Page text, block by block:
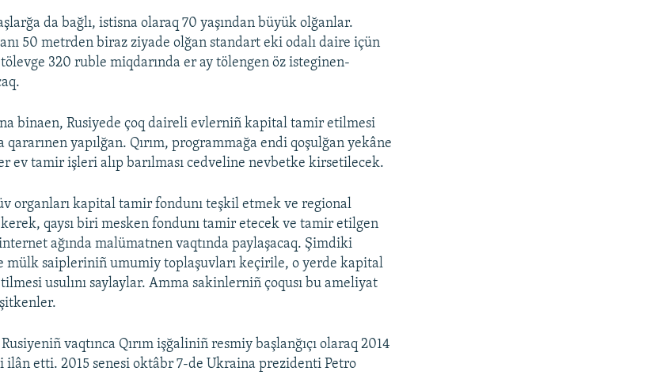
da bağlı, istisna olaraq 70 yaşından büyük olğanlar.
50 metrden biraz ziyade olğan standart eki odalı daire içün
320 ruble miqdarında er ay tölengen öz isteginen-
binaen, Rusiyede çoq daireli evlerniñ kapital tamir etilmesi
qararınen yapılğan. Qırım, programmağa endi qoşulğan yekâne
ev tamir işleri alıp barılması cedveline nevbetke kirsetilecek.
organları kapital tamir fondunı teşkil etmek ve regional
qaysı biri mesken fondunı tamir etecek ve tamir etilgen
ağında malümatnen vaqtında paylaşacaq. Şimdiki
mülk saipleriniñ umumiy toplaşuvları keçirile, o yerde kapital
usulını saylaylar. Amma sakinlerniñ çoqusı bu ameliyat
vaqtınca Qırım işğaliniñ resmiy başlanğıçı olaraq 2014
ilân etti. 2015 senesi oktâbr 7-de Ukraina prezidenti Petro